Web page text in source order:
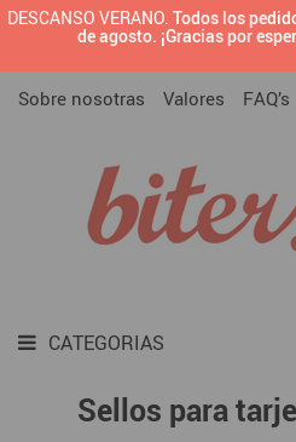
DESCANSO VERANO. Todos los
de agosto. ¡Gracias por
Sobre nosotras Valores FAQ’s
CATEGORIAS
BRANDING
SELLOS CON
 SELLOS PARA
 SELLOS
TODAS LAS
 LAMINAS
Sellos para